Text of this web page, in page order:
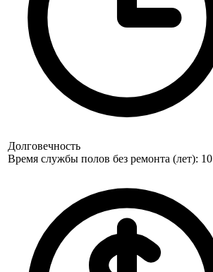
Долговечность
Время службы полов без ремонта (лет): 10